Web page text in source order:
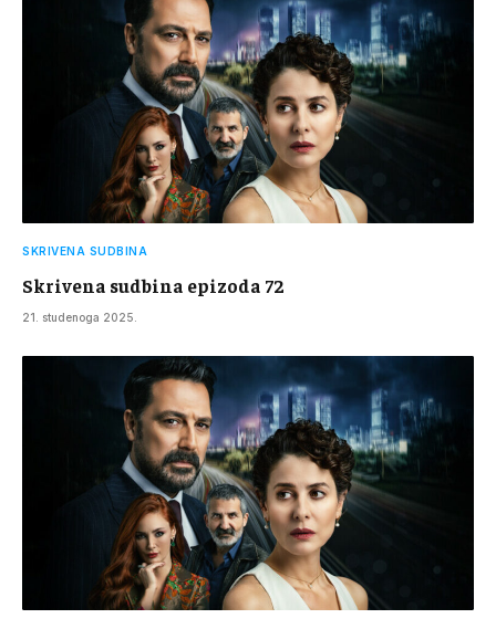
SKRIVENA SUDBINA
Skrivena sudbina epizoda 72
21. studenoga 2025.